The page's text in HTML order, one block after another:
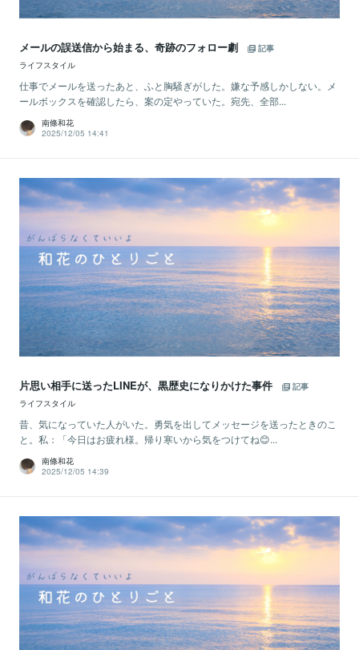
メールの誤送信から始まる、奇跡のフォロー劇
記事
ライフスタイル
仕事でメールを送ったあと、ふと胸騒ぎがした。嫌な予感しかしない。メ
ールボックスを確認したら、案の定やっていた。宛先、全部...
南條和花
2025/12/05 14:41
片思い相手に送ったLINEが、黒歴史になりかけた事件
記事
ライフスタイル
昔、気になっていた人がいた。勇気を出してメッセージを送ったときのこ
と。私：「今日はお疲れ様。帰り寒いから気をつけてね😊...
南條和花
2025/12/05 14:39